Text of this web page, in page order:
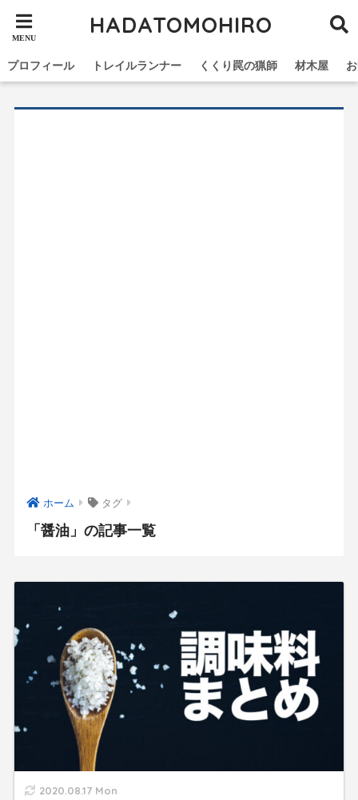
HADATOMOHIRO
プロフィール トレイルランナー くくり罠の猟師 材木屋
ホーム タグ
「醤油」の記事一覧
2020.08.17 Mon